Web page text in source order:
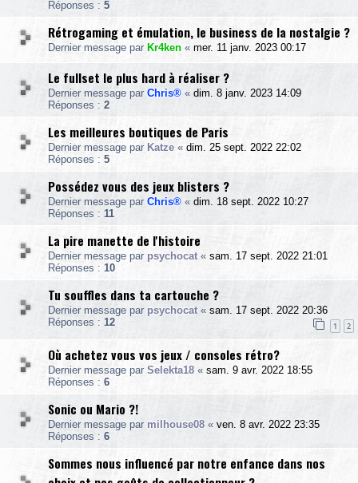
Réponses : 5
Rétrogaming et émulation, le business de la nostalgie ?
Dernier message par Kr4ken « mer. 11 janv. 2023 00:17
Le fullset le plus hard à réaliser ?
Dernier message par Chris® « dim. 8 janv. 2023 14:09
Réponses : 2
Les meilleures boutiques de Paris
Dernier message par Katze « dim. 25 sept. 2022 22:02
Réponses : 5
Possédez vous des jeux blisters ?
Dernier message par Chris® « dim. 18 sept. 2022 10:27
Réponses : 11
La pire manette de l'histoire
Dernier message par psychocat « sam. 17 sept. 2022 21:01
Réponses : 10
Tu souffles dans ta cartouche ?
Dernier message par psychocat « sam. 17 sept. 2022 20:36
Réponses : 12 1 2
Où achetez vous vos jeux / consoles rétro?
Dernier message par Selekta18 « sam. 9 avr. 2022 18:55
Réponses : 6
Sonic ou Mario ?!
Dernier message par milhouse08 « ven. 8 avr. 2022 23:35
Réponses : 6
Sommes nous influencé par notre enfance dans nos